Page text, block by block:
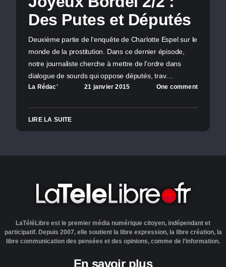
Des Putes et Députés
Deuxième partie de l'enquête de Charlotte Espel sur le
monde de la prostitution. Dans ce dernier épisode,
notre journaliste cherche à mettre de l'ordre dans
dialogue de sourds qui oppose députés, trav…
La Rédac' 21 janvier 2015 One comment
LIRE LA SUITE
LaTéléLibre est le premier média numérique citoyen, indépendant et
participatif. Depuis 2007, elle soutient la libre expression, la libre création, la
libre communication des pensées et des opinions, comme de l’information.
En savoir plus